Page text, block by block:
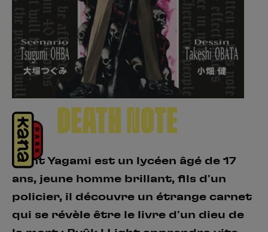
DEATH NOTE
Light Yagami est un lycéen âgé de 17
ans, jeune homme brillant, fils d'un
policier, il découvre un étrange carnet
qui se révèle être le livre d'un dieu de
Se connecter S’inscrire
Hunter x Hunter
Fire Force
Black Butler